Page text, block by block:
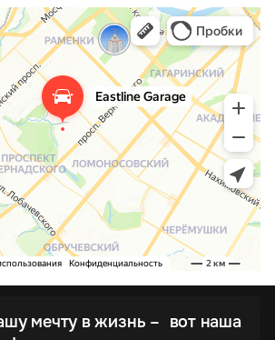
мечту в жизнь – вот наша